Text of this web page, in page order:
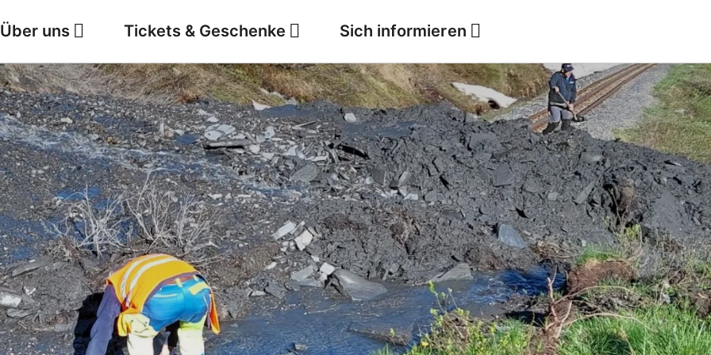
Über uns Tickets & Geschenke Sich informieren
Jobs Wetter